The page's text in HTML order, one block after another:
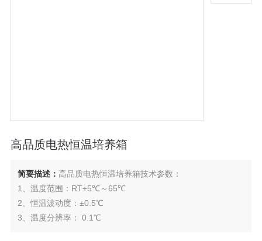
高品质电热恒温培养箱
简要描述： 高品质电热恒温培养箱技术参数：
1、温度范围：RT+5℃～65℃
2、恒温波动度：±0.5℃
3、温度分辨率： 0.1℃